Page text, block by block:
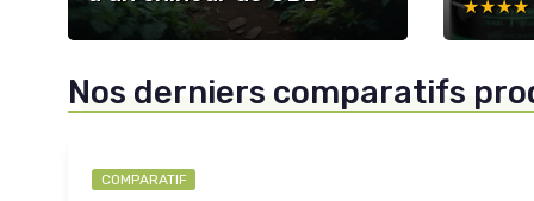
Nos derniers comparatifs
COMPARATIF